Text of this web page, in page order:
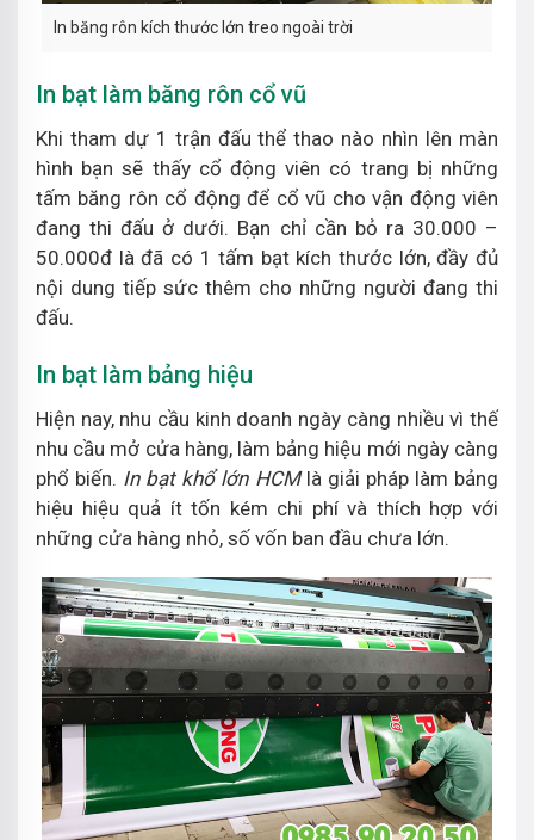
In băng rôn kích thước lớn treo ngoài trời
In bạt làm băng rôn cổ vũ
Khi tham dự 1 trận đấu thể thao nào nhìn lên màn
hình bạn sẽ thấy cổ động viên có trang bị những
tấm băng rôn cổ động để cổ vũ cho vận động viên
đang thi đấu ở dưới. Bạn chỉ cần bỏ ra 30.000 –
50.000đ là đã có 1 tấm bạt kích thước lớn, đầy đủ
nội dung tiếp sức thêm cho những người đang thi
đấu.
In bạt làm bảng hiệu
Hiện nay, nhu cầu kinh doanh ngày càng nhiều vì thế
nhu cầu mở cửa hàng, làm bảng hiệu mới ngày càng
phổ biến. In bạt khổ lớn HCMlà giải pháp làm bảng
hiệu hiệu quả ít tốn kém chi phí và thích hợp với
những cửa hàng nhỏ, số vốn ban đầu chưa lớn.